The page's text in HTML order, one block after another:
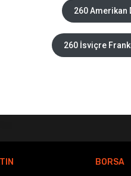
260 Amerikan
260 İsviçre
BORSA